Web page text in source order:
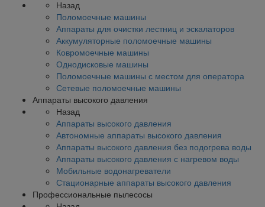
Назад
Поломоечные машины
Аппараты для очистки лестниц и эскалаторов
Аккумуляторные поломоечные машины
Ковромоечные машины
Однодисковые машины
Поломоечные машины с местом для оператора
Сетевые поломоечные машины
Аппараты высокого давления
Назад
Аппараты высокого давления
Автономные аппараты высокого давления
Аппараты высокого давления без подогрева воды
Аппараты высокого давления с нагревом воды
Мобильные водонагреватели
Стационарные аппараты высокого давления
Профессиональные пылесосы